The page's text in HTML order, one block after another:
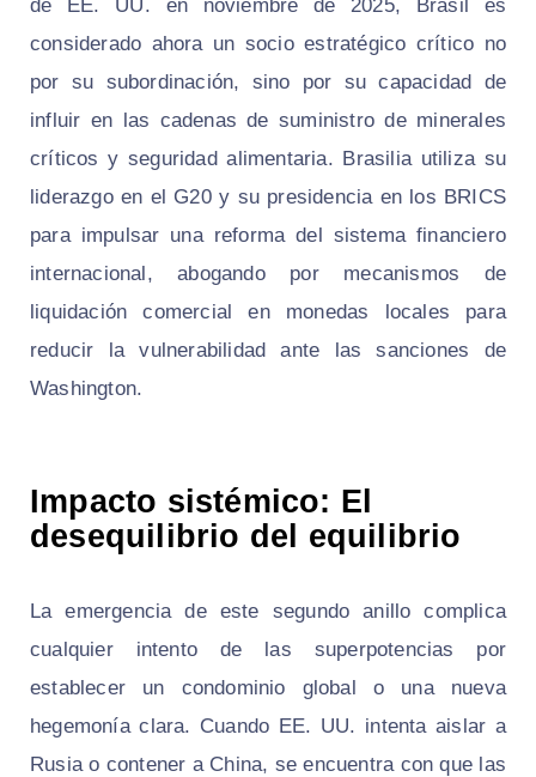
de EE. UU. en noviembre de 2025, Brasil es
considerado ahora un socio estratégico crítico no
por su subordinación, sino por su capacidad de
influir en las cadenas de suministro de minerales
críticos y seguridad alimentaria. Brasilia utiliza su
liderazgo en el G20 y su presidencia en los BRICS
para impulsar una reforma del sistema financiero
internacional, abogando por mecanismos de
liquidación comercial en monedas locales para
reducir la vulnerabilidad ante las sanciones de
Washington.
Impacto sistémico: El
desequilibrio del equilibrio
La emergencia de este segundo anillo complica
cualquier intento de las superpotencias por
establecer un condominio global o una nueva
hegemonía clara. Cuando EE. UU. intenta aislar a
Rusia o contener a China, se encuentra con que las